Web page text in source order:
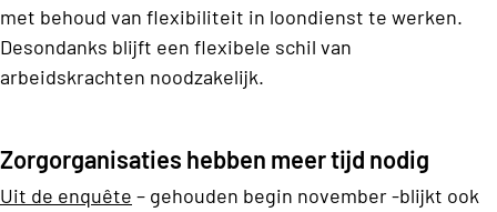
met behoud van flexibiliteit in loondienst te werken.
Desondanks blijft een flexibele schil van
arbeidskrachten noodzakelijk.
Zorgorganisaties hebben meer tijd nodig
Uit de enquête – gehouden begin november -blijkt ook